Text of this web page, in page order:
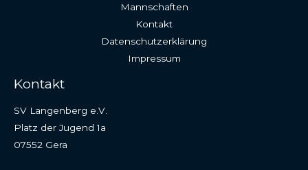
Mannschaften
Kontakt
Datenschutzerklärung
Impressum
Kontakt
SV Langenberg e.V.
Platz der Jugend 1a
07552 Gera